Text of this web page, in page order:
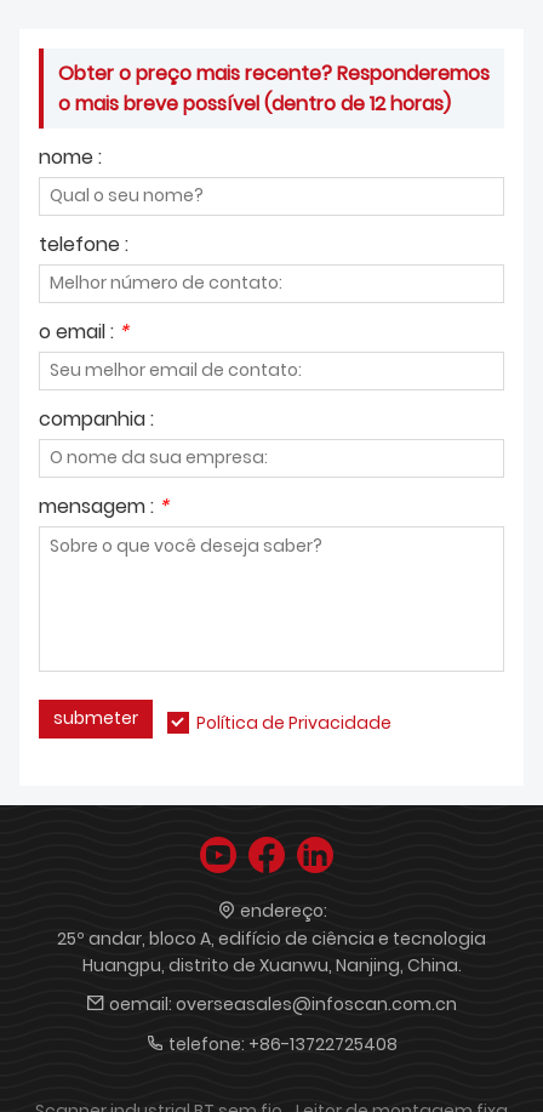
Obter o preço mais recente? Responderemos
o mais breve possível (dentro de 12 horas)
nome :
telefone :
o email : *
companhia :
mensagem : *
submeter Política de Privacidade
endereço:
25º andar, bloco A, edifício de ciência e tecnologia
Huangpu, distrito de Xuanwu, Nanjing, China.
oemail: overseasales@infoscan.com.cn
telefone: +86-13722725408